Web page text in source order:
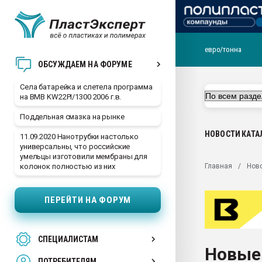
ОБСУЖДАЕМ НА ФОРУМЕ
Села батарейка и слетела программа
на BMB KW22PI/1300 2006 г.в.
Поддельная смазка на рынке
11.09.2020 Нанотрубки настолько
универсальны, что российские
умельцы изготовили мембраны для
колонок полностью из них
ПЕРЕЙТИ НА ФОРУМ
СПЕЦИАЛИСТАМ
Помощь в подборе
ближайшее
28.07.2026
28.07.2026
ситуацией на
евро/тонна
НОВОСТИ
Главная
Новые